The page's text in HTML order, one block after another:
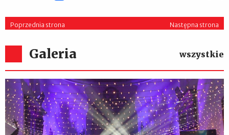
Poprzednia strona Następna strona
Galeria wszystkie
XIII Zakroczymskie Kolędowanie